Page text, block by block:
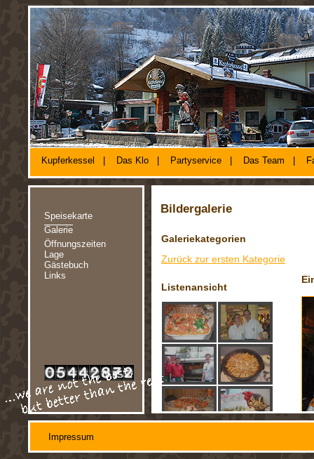
Kupferkessel Das Klo Partyservice Das Team
Speisekarte
Galerie
Öffnungszeiten
Lage
Gästebuch
Links
Bildergalerie
Galeriekategorien
Zurück zur ersten Kategorie
Listenansicht
Impressum